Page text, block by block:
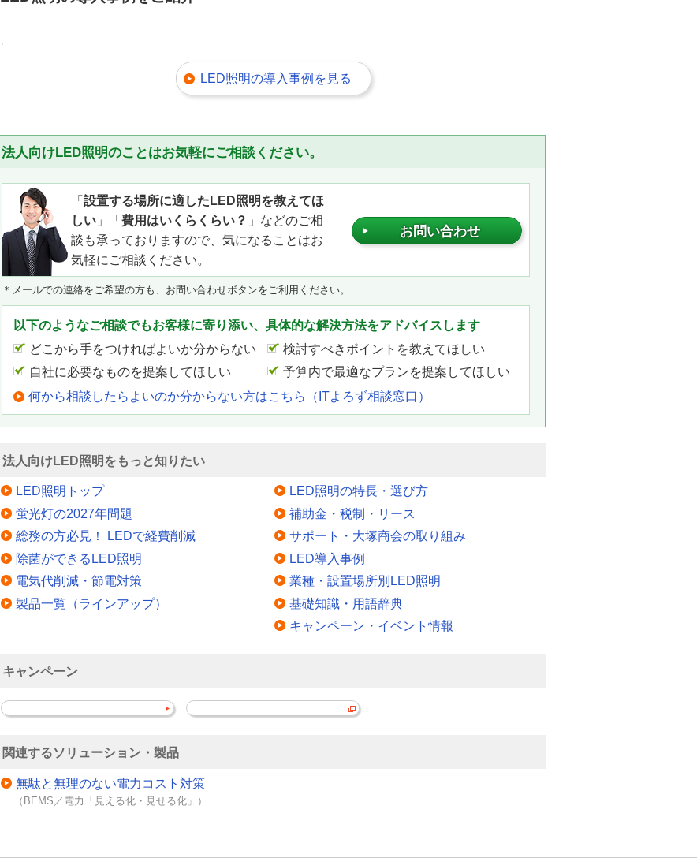
LED照明の導入事例を見る
法人向けLED照明のことはお気軽にご相談ください。
「 設置する場所に適したLED照明を教えてほ
しい 」「 費用はいくらくらい？ 」などのご相
談も承っておりますので、気になることはお
気軽にご相談ください。
お問い合わせ
＊メールでの連絡をご希望の方も、お問い合わせボタンをご利用ください。
以下のようなご相談でもお客様に寄り添い、具体的な解決方法をアドバイスします
どこから手をつければよいか分からない
検討すべきポイントを教えてほしい
自社に必要なものを提案してほしい
予算内で最適なプランを提案してほしい
何から相談したらよいのか分からない方はこちら（ITよろず相談窓口）
法人向けLED照明をもっと知りたい
LED照明トップ
蛍光灯の2027年問題
総務の方必見！ LEDで経費削減
除菌ができるLED照明
電気代削減・節電対策
製品一覧（ラインアップ）
LED照明の特長・選び方
補助金・税制・リース
サポート・大塚商会の取り組み
LED導入事例
業種・設置場所別LED照明
基礎知識・用語辞典
キャンペーン・イベント情報
キャンペーン
関連するソリューション・製品
無駄と無理のない電力コスト対策
（BEMS／電力「見える化・見せる化」）